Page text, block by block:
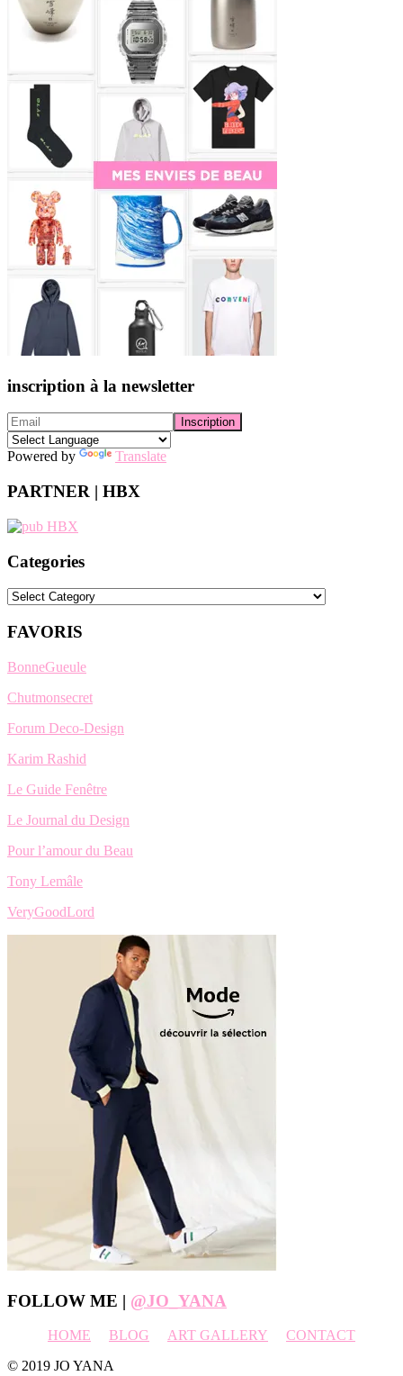
inscription à la newsletter
Powered by Translate
PARTNER | HBX
Categories
Categories
FAVORIS
BonneGueule
Chutmonsecret
Forum Deco-Design
Karim Rashid
Le Guide Fenêtre
Le Journal du Design
Pour l’amour du Beau
Tony Lemâle
VeryGoodLord
Footer
FOLLOW ME | @JO_YANA
HOME BLOG ART GALLERY
CONTACT
© 2019 JO YANA